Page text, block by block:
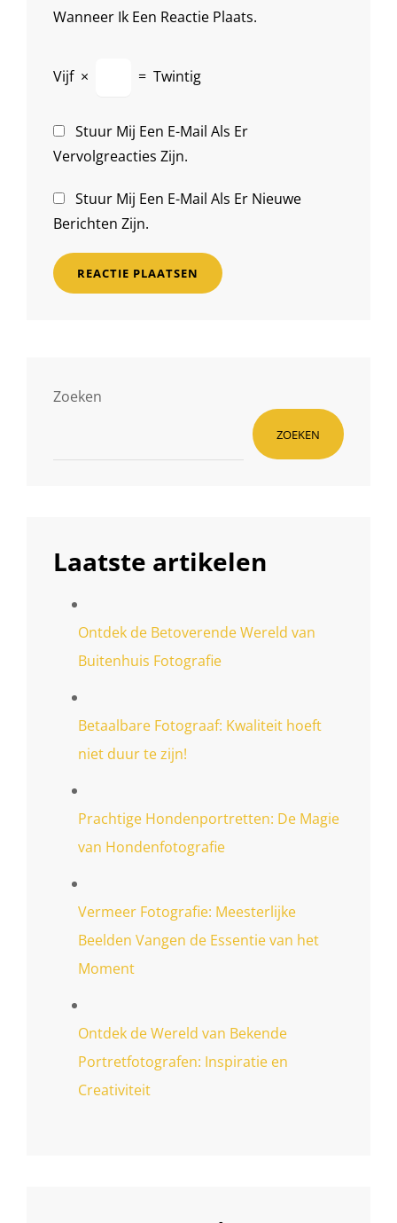
Wanneer Ik Een Reactie Plaats.
Vijf × = Twintig
Stuur Mij Een E-Mail Als Er
Vervolgreacties Zijn.
Stuur Mij Een E-Mail Als Er Nieuwe
Berichten Zijn.
Zoeken
ZOEKEN
Laatste artikelen
Ontdek de Betoverende Wereld van
Buitenhuis Fotografie
Betaalbare Fotograaf: Kwaliteit hoeft
niet duur te zijn!
Prachtige Hondenportretten: De Magie
van Hondenfotografie
Vermeer Fotografie: Meesterlijke
Beelden Vangen de Essentie van het
Moment
Ontdek de Wereld van Bekende
Portretfotografen: Inspiratie en
Creativiteit